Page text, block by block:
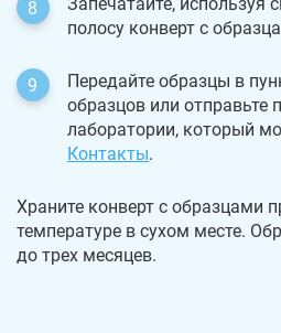
полосу конверт с
Передайте образцы в
образцов или отправьте
лаборатории, который
Контакты.
Храните конверт с образцами
температуре в сухом месте.
до трех месяцев.